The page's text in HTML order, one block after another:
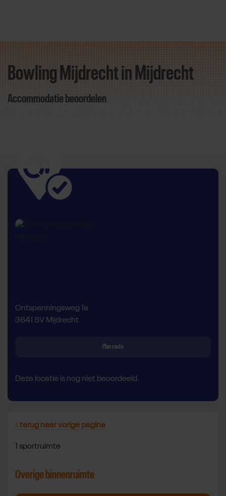
Direct door naar content
Bowling Mijdrecht in Mijdrecht
Accommodatie beoordelen
Ontspanningsweg 1a
3641 SV Mijdrecht
Plan route
Deze locatie is nog niet beoordeeld.
terug naar vorige pagina
1 sportruimte
Overige binnenruimte